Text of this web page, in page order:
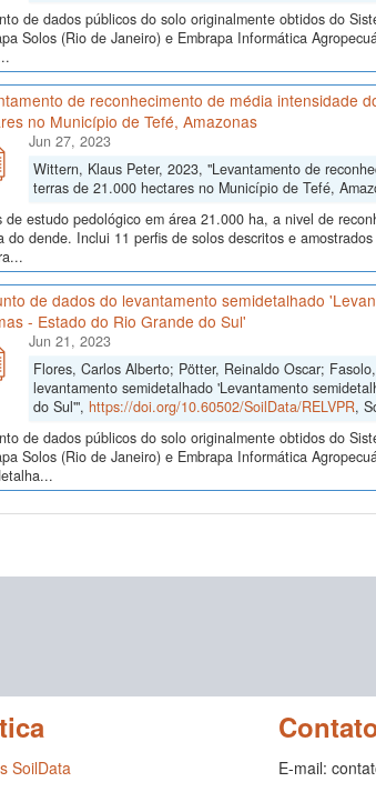
de dados públicos do solo originalmente obtidos do
Solos (Rio de Janeiro) e Embrapa Informática
de reconhecimento de média intensidade
no Município de Tefé, Amazonas
Jun 27, 2023
Wittern, Klaus Peter, 2023, "Levantamento de
terras de 21.000 hectares no Município de Tefé,
de estudo pedológico em área 21.000 ha, a nivel de
do dende. Inclui 11 perfis de solos descritos e
de dados do levantamento semidetalhado
- Estado do Rio Grande do Sul'
Jun 21, 2023
Flores, Carlos Alberto; Pötter, Reinaldo Oscar;
levantamento semidetalhado 'Levantamento
do Sul'", https://doi.org/10.60502/SoilData/RELVPR,
de dados públicos do solo originalmente obtidos do
Solos (Rio de Janeiro) e Embrapa Informática
SoilData E-mail: